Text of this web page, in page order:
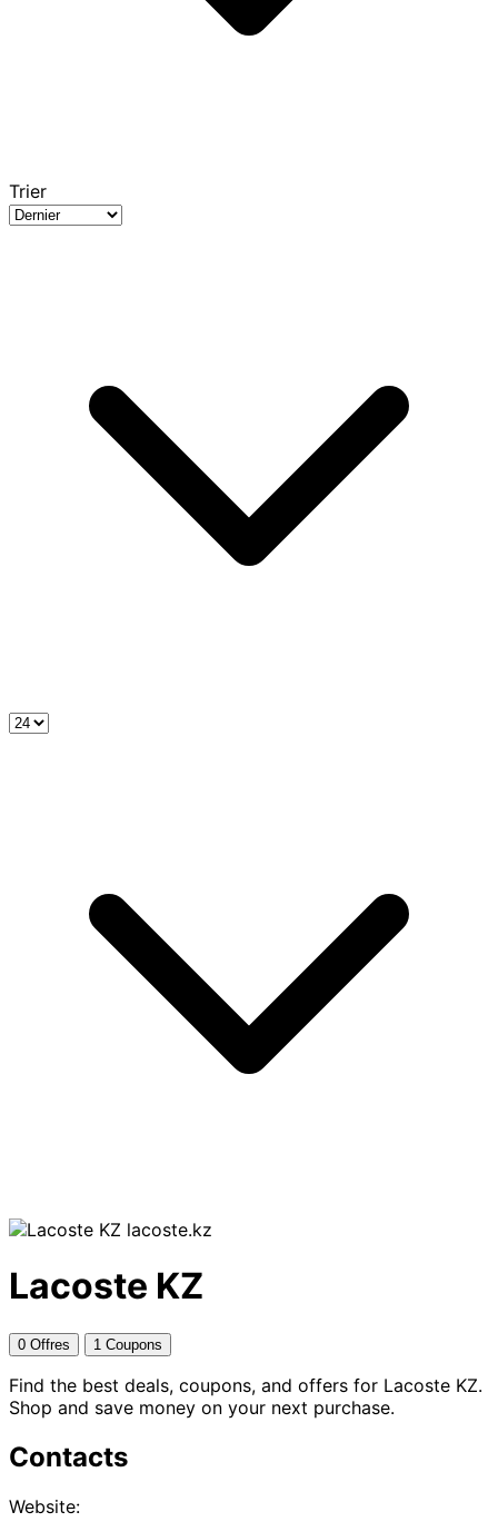
Trier
lacoste.kz
Lacoste KZ
0 Offres 1 Coupons
Find the best deals, coupons, and offers for Lacoste KZ.
Shop and save money on your next purchase.
Contacts
Website: